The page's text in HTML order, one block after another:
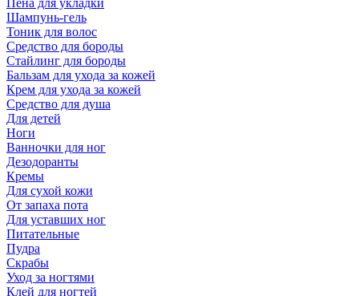
Пена для укладки
Шампунь-гель
Тоник для волос
Средство для бороды
Стайлинг для бороды
Бальзам для ухода за кожей
Крем для ухода за кожей
Средство для душа
Для детей
Ноги
Ванночки для ног
Дезодоранты
Кремы
Для сухой кожи
От запаха пота
Для уставших ног
Питательные
Пудра
Скрабы
Уход за ногтями
Клей для ногтей